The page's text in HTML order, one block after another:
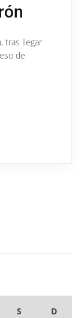
tras llegar
de
S D